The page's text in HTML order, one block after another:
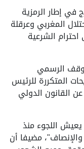
في إطار الرمزية
المغربي وعرقلة
الشرعية
الرسمي
المتكررة للرئيس
القانون الدولي
اللجوء منذ
مضيفا أن